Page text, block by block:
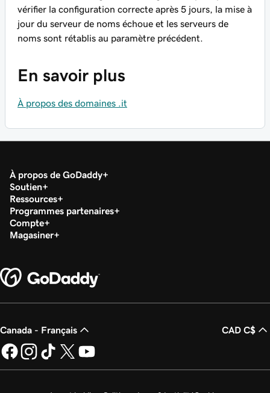
vérifier la configuration correcte après 5 jours, la mise à
jour du serveur de noms échoue et les serveurs de
noms sont rétablis au paramètre précédent.
En savoir plus
À propos des domaines .it
À propos de GoDaddy
Soutien
Ressources
Programmes partenaires
Compte
Magasiner
Canada - Français CAD C$